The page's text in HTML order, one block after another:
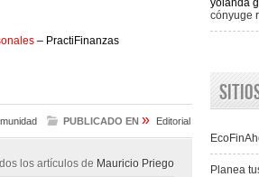
– PractiFinanzas
PUBLICADO EN » Editorial
los artículos de Mauricio Priego
yolanda
cónyuge
Planea